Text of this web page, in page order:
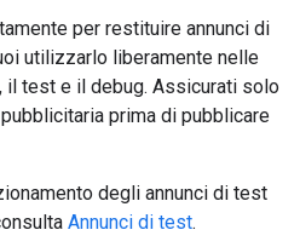
per restituire annunci di
utilizzarlo liberamente nelle
il test e il debug. Assicurati solo
prima di pubblicare
degli annunci di test
Annunci di test.